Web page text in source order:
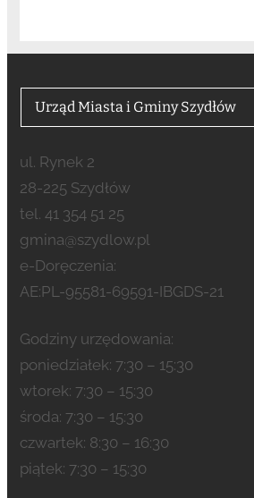
Urząd Miasta i Gminy Szydłów
ul. Rynek 2
28-225 Szydłów
tel. 41 354 51 25
gmina@szydlow.pl
e-Doręczenia:
AE:PL-95581-69591-IBGDS-21
Godziny urzędowania:
poniedziałek: 7:30 – 15:30
wtorek: 7:30 – 15:30
środa: 7:30 – 15:30
czwartek: 8:30 – 16:30
piątek: 7:30 – 15:30